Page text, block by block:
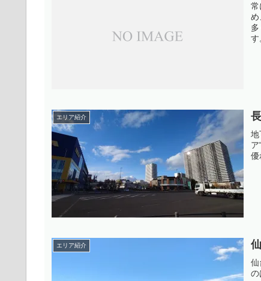
常
め
す
エリア紹介
地
優
エリア紹介
仙
の